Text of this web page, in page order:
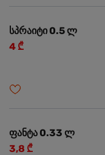
სპრაიტი 0.5 ლ
4 ₾
ფანტა 0.33 ლ
3,8 ₾